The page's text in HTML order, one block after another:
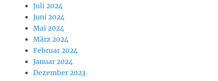
Juli 2024
Juni 2024
Mai 2024
März 2024
Februar 2024
Januar 2024
Dezember 2023